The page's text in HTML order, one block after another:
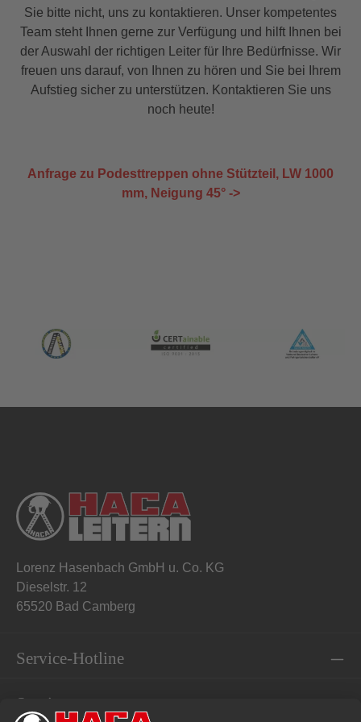
Sie bitte nicht, uns zu kontaktieren. Unser kompetentes
Team steht Ihnen gerne zur Verfügung und hilft Ihnen bei
der Auswahl der richtigen Leiter für Ihre Bedürfnisse. Wir
freuen uns darauf, von Ihnen zu hören und Sie bei Ihrem
Aufstieg sicher zu unterstützen. Kontaktieren Sie uns
noch heute!
Anfrage zu Podesttreppen ohne Stützteil, LW 1000
mm, Neigung 45° ->
Lorenz Hasenbach GmbH u. Co. KG
Dieselstr. 12
65520 Bad Camberg
Service-Hotline
Service